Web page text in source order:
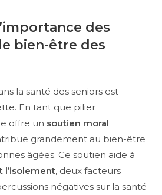
des
bien-être des
la santé des seniors est
En tant que pilier
offre un soutien moral
grandement au bien-être
âgées. Ce soutien aide à
l’isolement, deux facteurs
négatives sur la santé